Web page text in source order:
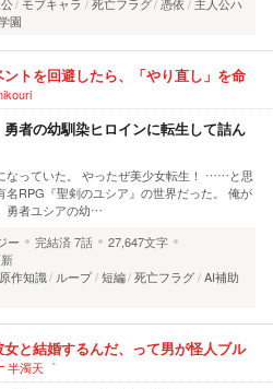
園
トを回避したら、「やり直し」を命
者の幼馴染ヒロインに転生して詰ん
なっていた。 やったぜ美少女転生！ ……と思
名RPG『聖剣のユシア』の世界だった。 俺が
勇者ユシアの幼…
ー 完結済7話
27,647文字
原作知識 ループ 短編 死亡フラグ AI補助
女と結婚するんだ、って男が怪人ブル
半濁天゜